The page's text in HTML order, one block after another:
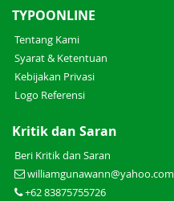
TYPOONLINE
Tentang Kami
Syarat & Ketentuan
Kebijakan Privasi
Logo Referensi
Kritik dan Saran
Beri Kritik dan Saran
williamgunawann@yahoo.com
+62 83875755726